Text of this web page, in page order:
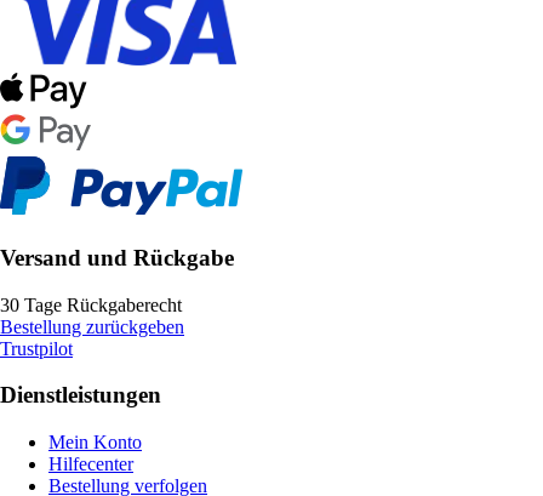
Versand und Rückgabe
30 Tage Rückgaberecht
Bestellung zurückgeben
Trustpilot
Dienstleistungen
Mein Konto
Hilfecenter
Bestellung verfolgen